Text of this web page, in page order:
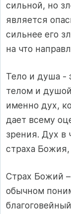
сильной, но
является
сильнее его
на что
Тело и душа -
телом и
именно дух,
дает всему
зрения. Дух в
страха
Страх Божий –
обычном